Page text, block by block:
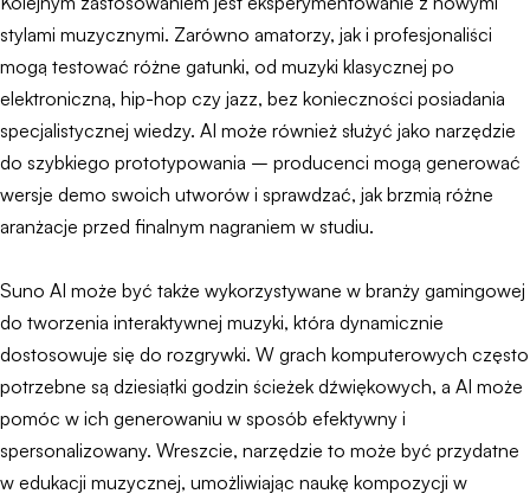
stylami muzycznymi. Zarówno amatorzy, jak i profesjonaliści
mogą testować różne gatunki, od muzyki klasycznej po
elektroniczną, hip-hop czy jazz, bez konieczności posiadania
specjalistycznej wiedzy. AI może również służyć jako narzędzie
do szybkiego prototypowania – producenci mogą generować
wersje demo swoich utworów i sprawdzać, jak brzmią różne
aranżacje przed finalnym nagraniem w studiu.
Suno AI może być także wykorzystywane w branży gamingowej
do tworzenia interaktywnej muzyki, która dynamicznie
dostosowuje się do rozgrywki. W grach komputerowych często
potrzebne są dziesiątki godzin ścieżek dźwiękowych, a AI może
pomóc w ich generowaniu w sposób efektywny i
spersonalizowany. Wreszcie, narzędzie to może być przydatne
w edukacji muzycznej, umożliwiając naukę kompozycji w